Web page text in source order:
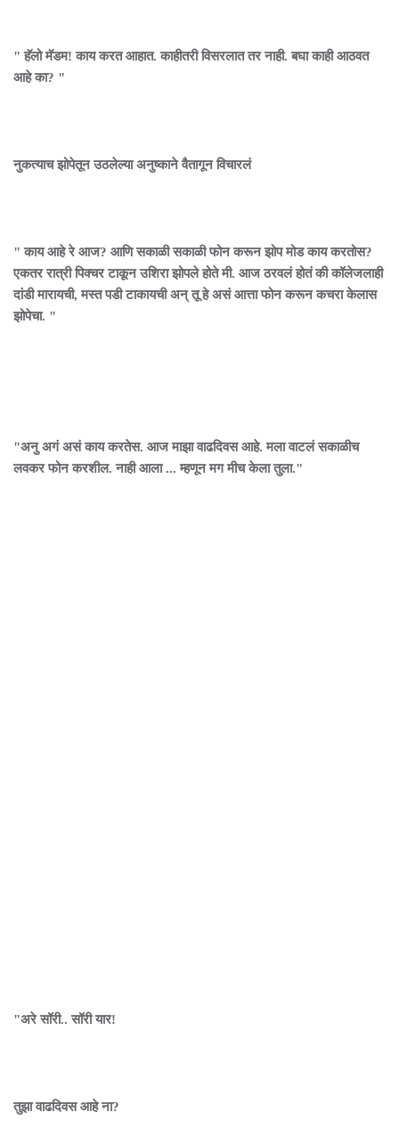
" हॅलो मॅडम! काय करत आहात. काहीतरी विसरलात तर नाही. बघा काही आठवत
आहे का? "
नुकत्याच झोपेतून उठलेल्या अनुष्काने वैतागून विचारलं
" काय आहे रे आज? आणि सकाळी सकाळी फोन करून झोप मोड काय करतोस?
एकतर रात्री पिक्चर टाकून उशिरा झोपले होते मी. आज ठरवलं होतं की कॉलेजलाही
दांडी मारायची, मस्त पडी टाकायची अन् तू हे असं आत्ता फोन करून कचरा केलास
झोपेचा. "
"अनु अगं असं काय करतेस. आज माझा वाढदिवस आहे. मला वाटलं सकाळीच
लवकर फोन करशील. नाही आला ... म्हणून मग मीच केला तुला."
"अरे सॉरी.. सॉरी यार!
तुझा वाढदिवस आहे ना?